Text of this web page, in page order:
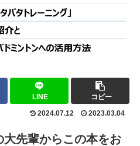
LINE
コピー
2024.07.12
2023.03.04
先輩からこの本をお